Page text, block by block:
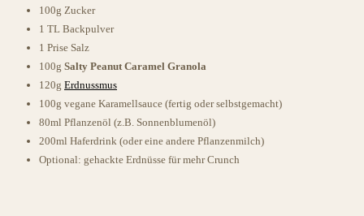
100g Zucker
1 TL Backpulver
1 Prise Salz
100g Salty Peanut Caramel Granola
120g Erdnussmus
100g vegane Karamellsauce (fertig oder selbstgemacht)
80ml Pflanzenöl (z.B. Sonnenblumenöl)
200ml Haferdrink (oder eine andere Pflanzenmilch)
Optional: gehackte Erdnüsse für mehr Crunch